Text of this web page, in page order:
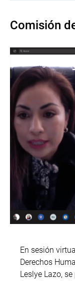
Comisión
En sesión
Derechos
Leslye Lazo,